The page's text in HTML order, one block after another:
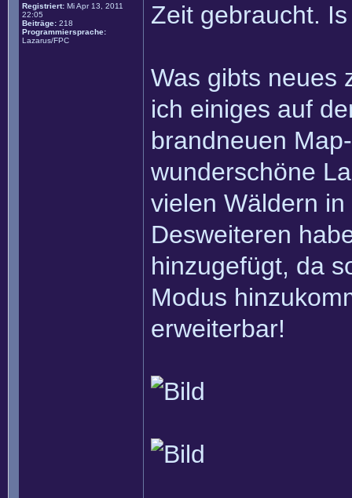
Registriert: Mi Apr 13, 2011
22:05
Beiträge: 218
Programmiersprache:
Lazarus/FPC
Zeit gebraucht.
Was gibts neues
ich einiges auf
brandneuen
wunderschöne
vielen Wäldern
Desweiteren
hinzugefügt, da
Modus
erweiterbar!